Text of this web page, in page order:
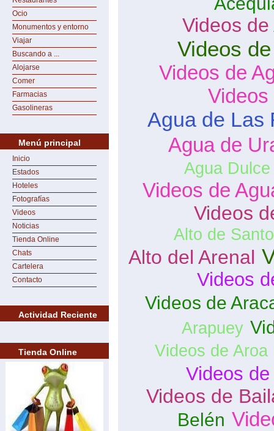
Ocio
Monumentos y entorno
Viajar
Buscando a ...
Alojarse
Comer
Farmacias
Gasolineras
Menú principal
Inicio
Estados
Hoteles
Fotografías
Videos
Noticias
Tienda Online
Chats
Cartelera
Contacto
Actividad Reciente
Tienda Online
Videos
Videos
Videos de
Videos
Agua de Las
Agua de
Agua Dulce
Videos de
Videos
Alto de
Alto del Arenal
Videos
Videos de
Arapuey
Videos de Aroa
Videos
Videos de
Belén